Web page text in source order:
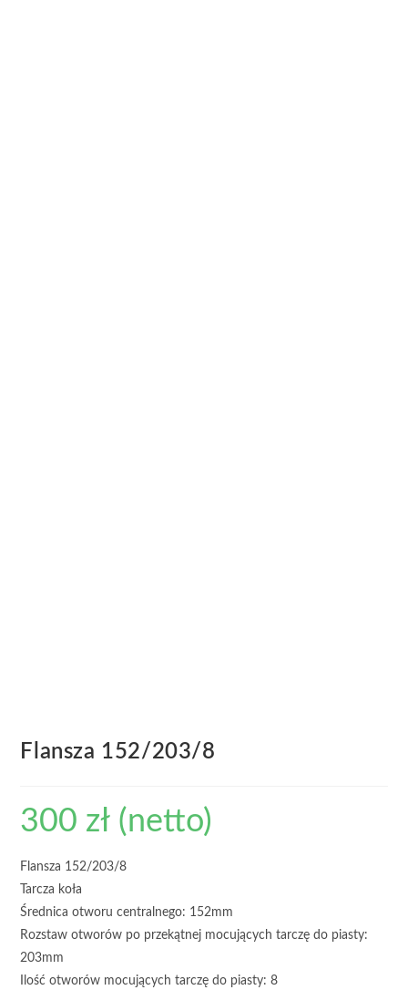
Flansza 152/203/8
300 zł (netto)
Flansza 152/203/8
Tarcza koła
Średnica otworu centralnego: 152mm
Rozstaw otworów po przekątnej mocujących tarczę do piasty:
203mm
Ilość otworów mocujących tarczę do piasty: 8